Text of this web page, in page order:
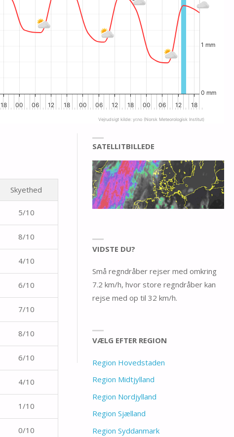
18 00 06 12 18 00 06 12 18 00 06 12 18
0 mm
1 mm
Vejrudsigt kilde: yr.no (Norsk Meteorologisk Institut)
Skyethed
5/10
8/10
4/10
6/10
7/10
8/10
6/10
4/10
1/10
0/10
SATELLITBILLEDE
VIDSTE DU?
Små regndråber rejser med omkring
7.2 km/h, hvor store regndråber kan
rejse med op til 32 km/h.
VÆLG EFTER REGION
Region Hovedstaden
Region Midtjylland
Region Nordjylland
Region Sjælland
Region Syddanmark